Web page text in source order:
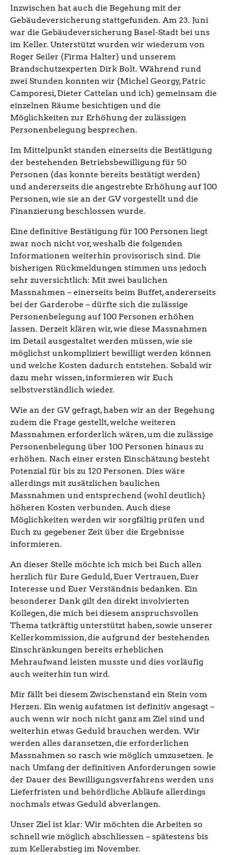
Inzwischen hat auch die Begehung mit der
Gebäudeversicherung stattgefunden. Am 23. Juni
war die Gebäudeversicherung Basel-Stadt bei uns
im Keller. Unterstützt wurden wir wiederum von
Roger Seiler (Firma Halter) und unserem
Brandschutzexperten Dirk Bolt. Während rund
zwei Stunden konnten wir (Michel Georgy, Patric
Camporesi, Dieter Cattelan und ich) gemeinsam die
einzelnen Räume besichtigen und die
Möglichkeiten zur Erhöhung der zulässigen
Personenbelegung besprechen.
Im Mittelpunkt standen einerseits die Bestätigung
der bestehenden Betriebsbewilligung für 50
Personen (das konnte bereits bestätigt werden)
und andererseits die angestrebte Erhöhung auf 100
Personen, wie sie an der GV vorgestellt und die
Finanzierung beschlossen wurde.
Eine definitive Bestätigung für 100 Personen liegt
zwar noch nicht vor, weshalb die folgenden
Informationen weiterhin provisorisch sind. Die
bisherigen Rückmeldungen stimmen uns jedoch
sehr zuversichtlich: Mit zwei baulichen
Massnahmen – einerseits beim Buffet, andererseits
bei der Garderobe – dürfte sich die zulässige
Personenbelegung auf 100 Personen erhöhen
lassen. Derzeit klären wir, wie diese Massnahmen
im Detail ausgestaltet werden müssen, wie sie
möglichst unkompliziert bewilligt werden können
und welche Kosten dadurch entstehen. Sobald wir
dazu mehr wissen, informieren wir Euch
selbstverständlich wieder.
Wie an der GV gefragt, haben wir an der Begehung
zudem die Frage gestellt, welche weiteren
Massnahmen erforderlich wären, um die zulässige
Personenbelegung über 100 Personen hinaus zu
erhöhen. Nach einer ersten Einschätzung besteht
Potenzial für bis zu 120 Personen. Dies wäre
allerdings mit zusätzlichen baulichen
Massnahmen und entsprechend (wohl deutlich)
höheren Kosten verbunden. Auch diese
Möglichkeiten werden wir sorgfältig prüfen und
Euch zu gegebener Zeit über die Ergebnisse
informieren.
An dieser Stelle möchte ich mich bei Euch allen
herzlich für Eure Geduld, Euer Vertrauen, Euer
Interesse und Euer Verständnis bedanken. Ein
besonderer Dank gilt den direkt involvierten
Kollegen, die mich bei diesem anspruchsvollen
Thema tatkräftig unterstützt haben, sowie unserer
Kellerkommission, die aufgrund der bestehenden
Einschränkungen bereits erheblichen
Mehraufwand leisten musste und dies vorläufig
auch weiterhin tun wird.
Mir fällt bei diesem Zwischenstand ein Stein vom
Herzen. Ein wenig aufatmen ist definitiv angesagt –
auch wenn wir noch nicht ganz am Ziel sind und
weiterhin etwas Geduld brauchen werden. Wir
werden alles daransetzen, die erforderlichen
Massnahmen so rasch wie möglich umzusetzen. Je
nach Umfang der definitiven Anforderungen sowie
der Dauer des Bewilligungsverfahrens werden uns
Lieferfristen und behördliche Abläufe allerdings
nochmals etwas Geduld abverlangen.
Unser Ziel ist klar: Wir möchten die Arbeiten so
schnell wie möglich abschliessen – spätestens bis
zum Kellerabstieg im November.